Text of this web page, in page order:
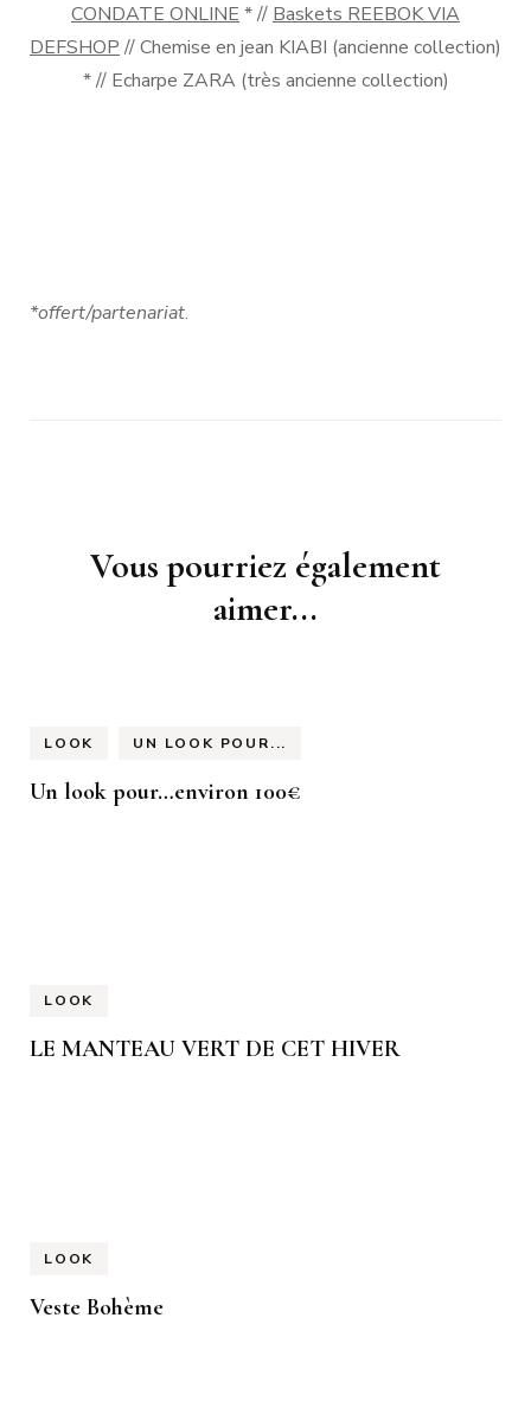
CONDATE ONLINE * // Baskets REEBOK VIA
DEFSHOP // Chemise en jean KIABI (ancienne collection)
* // Echarpe ZARA (très ancienne collection)
*offert/partenariat.
Navigation
Vous pourriez également
aimer...
LOOK UN LOOK POUR...
Un look pour…environ 100€
LOOK
LE MANTEAU VERT DE CET HIVER
LOOK
Veste Bohème